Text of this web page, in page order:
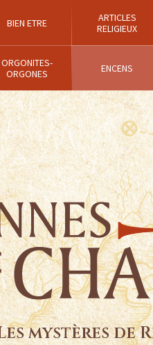
BIEN ETRE
ARTICLES
RELIGIEUX
ORGONITES-
ORGONES
ENCENS
mystères de